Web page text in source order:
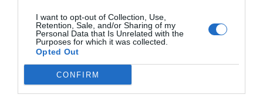
I want to opt-out of Collection, Use,
Retention, Sale, and/or Sharing of my
Personal Data that Is Unrelated with the
Purposes for which it was collected.
Opted Out
CONFIRM